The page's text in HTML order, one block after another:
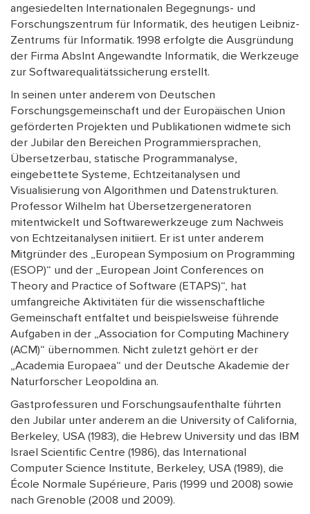
angesiedelten Internationalen Begegnungs- und
Forschungszentrum für Informatik, des heutigen Leibniz-
Zentrums für Informatik. 1998 erfolgte die Ausgründung
der Firma AbsInt Angewandte Informatik, die Werkzeuge
zur Softwarequalitätssicherung erstellt.
In seinen unter anderem von Deutschen
Forschungsgemeinschaft und der Europäischen Union
geförderten Projekten und Publikationen widmete sich
der Jubilar den Bereichen Programmiersprachen,
Übersetzerbau, statische Programmanalyse,
eingebettete Systeme, Echtzeitanalysen und
Visualisierung von Algorithmen und Datenstrukturen.
Professor Wilhelm hat Übersetzergeneratoren
mitentwickelt und Softwarewerkzeuge zum Nachweis
von Echtzeitanalysen initiiert. Er ist unter anderem
Mitgründer des „European Symposium on Programming
(ESOP)“ und der „European Joint Conferences on
Theory and Practice of Software (ETAPS)“, hat
umfangreiche Aktivitäten für die wissenschaftliche
Gemeinschaft entfaltet und beispielsweise führende
Aufgaben in der „Association for Computing Machinery
(ACM)“ übernommen. Nicht zuletzt gehört er der
„Academia Europaea“ und der Deutsche Akademie der
Naturforscher Leopoldina an.
Gastprofessuren und Forschungsaufenthalte führten
den Jubilar unter anderem an die University of California,
Berkeley, USA (1983), die Hebrew University und das IBM
Israel Scientific Centre (1986), das International
Computer Science Institute, Berkeley, USA (1989), die
École Normale Supérieure, Paris (1999 und 2008) sowie
nach Grenoble (2008 und 2009).